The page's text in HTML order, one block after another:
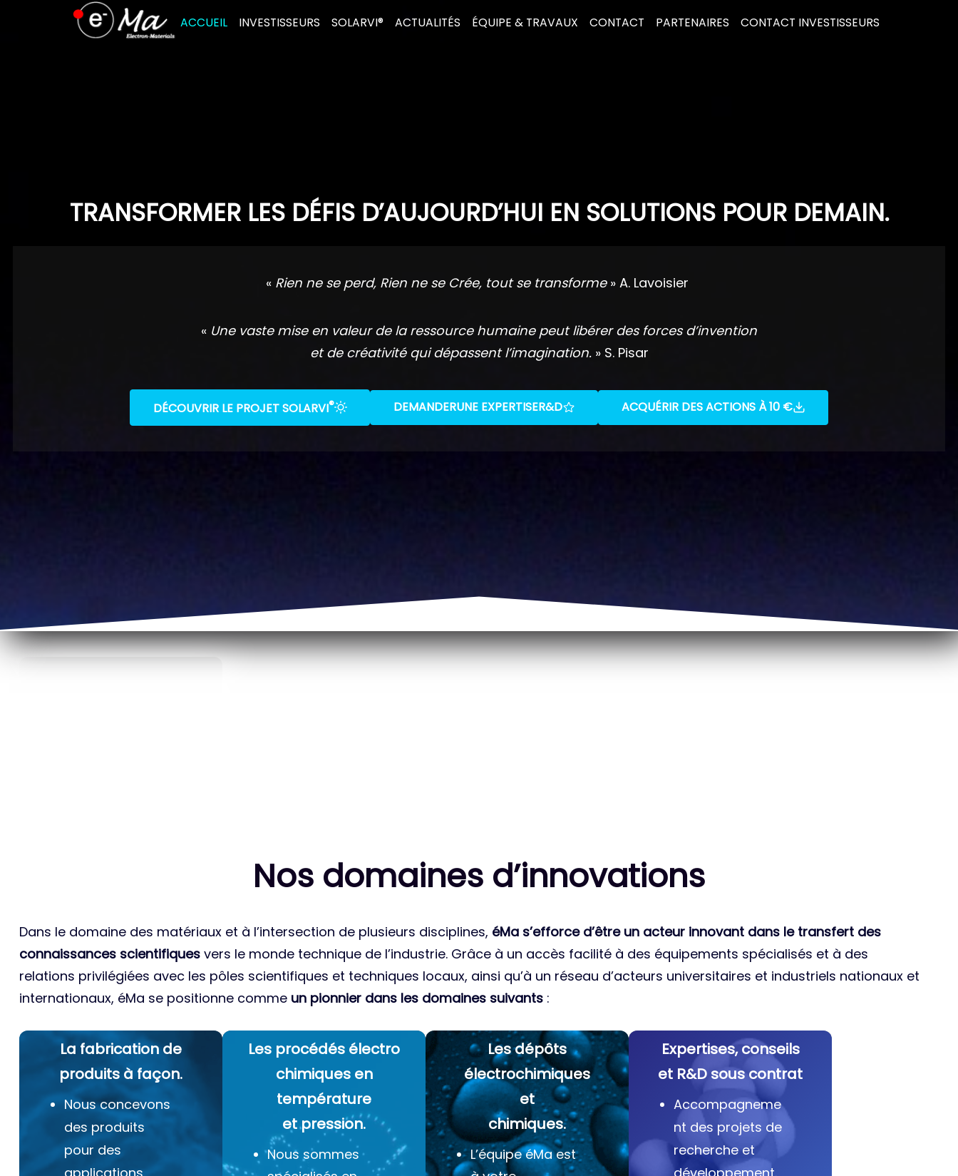
ACCUEIL INVESTISSEURS SOLARVI® ACTUALITÉS ÉQUIPE & TRAVAUX CONTACT PARTENAIRES CONTACT INVESTISSEURS
TRANSFORMER LES DÉFIS D’AUJOURD’HUI EN SOLUTIONS POUR DEMAIN.
« Rien ne se perd, Rien ne se Crée, tout se transforme » A. Lavoisier
« Une vaste mise en valeur de la ressource humaine peut libérer des forces d’invention
et de créativité qui dépassent l’imagination.» S. Pisar
DÉCOUVRIR LE PROJET SOLARVI® DEMANDERUNE EXPERTISER&D ACQUÉRIR DES ACTIONS À 10 €
Nos domaines d’innovations
Dans le domaine des matériaux et à l’intersection de plusieurs disciplines, éMa s’efforce d’être un acteur innovant dans le transfert des
connaissances scientifiques vers le monde technique de l’industrie. Grâce à un accès facilité à des équipements spécialisés et à des
relations privilégiées avec les pôles scientifiques et techniques locaux, ainsi qu’à un réseau d’acteurs universitaires et industriels nationaux et
internationaux, éMa se positionne comme un pionnier dans les domaines suivants :
La fabrication de
produits à façon.
Nous concevons
des produits
pour des
Les procédés électro
chimiques en
température
et pression.
Nous sommes
Les dépôts
électrochimiques
et
chimiques.
L’équipe éMa est
Expertises, conseils
et R&D sous contrat
Accompagneme
nt des projets de
recherche et